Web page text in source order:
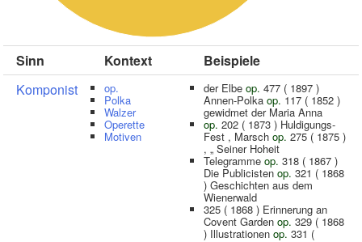
Sinn Kontext
Beispiele
Komponist
op.
Polka
Walzer
Operette
Motiven
der Elbe op. 477 ( 1897 )
Annen-Polka op. 117 ( 1852 )
gewidmet der Maria Anna
op. 202 ( 1873 ) Huldigungs-
Fest , Marsch op. 275 ( 1875 )
, „ Seiner Hoheit
Telegramme op. 318 ( 1867 )
Die Publicisten op. 321 ( 1868
) Geschichten aus dem
Wienerwald
325 ( 1868 ) Erinnerung an
Covent Garden op. 329 ( 1868
) Illustrationen op. 331 (